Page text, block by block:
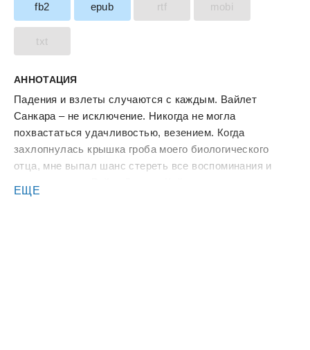
fb2 epub rtf mobi
txt
АННОТАЦИЯ
Падения и взлеты случаются с каждым. Вайлет
Санкара – не исключение. Никогда не могла
похвастаться удачливостью, везением. Когда
захлопнулась крышка гроба моего биологического
отца, мне выпал шанс стереть все воспоминания и
мою жизнь. Я обрела все, о чем когда-то мечтала, за
ЕЩЕ